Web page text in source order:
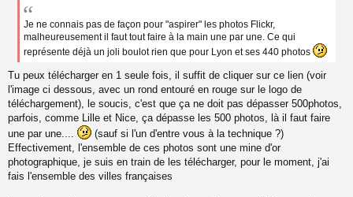
n
l
u
Je ne connais pas de façon pour "aspirer" les photos Flickr,
malheureusement il faut tout faire à la main une par une. Ce qui
représente déjà un joli boulot rien que pour Lyon et ses 440 photos
Tu peux télécharger en 1 seule fois, il suffit de cliquer sur ce lien (voir
l'image ci dessous, avec un rond entouré en rouge sur le logo de
téléchargement), le soucis, c'est que ça ne doit pas dépasser 500photos,
parfois, comme Lille et Nice, ça dépasse les 500 photos, là il faut faire
une par une....
(sauf si l'un d'entre vous à la technique ?)
Effectivement, l'ensemble de ces photos sont une mine d'or
photographique, je suis en train de les télécharger, pour le moment, j'ai
fais l'ensemble des villes françaises